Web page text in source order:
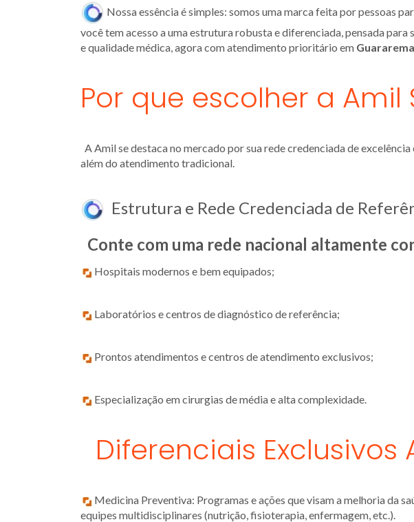
Nossa essência é simples: somos uma marca feita por pessoas
você tem acesso a uma estrutura robusta e diferenciada, pensada
e qualidade médica, agora com atendimento prioritário em
Por que escolher a Amil
A Amil se destaca no mercado por sua rede credenciada de
além do atendimento tradicional.
Estrutura e Rede Credenciada de
Conte com uma rede nacional altamente
Hospitais modernos e bem equipados;
Laboratórios e centros de diagnóstico de referência;
Prontos atendimentos e centros de atendimento exclusivos;
Especialização em cirurgias de média e alta complexidade.
Diferenciais Exclusivos
Medicina Preventiva: Programas e ações que visam a melhoria da
equipes multidisciplinares (nutrição, fisioterapia, enfermagem, etc.).